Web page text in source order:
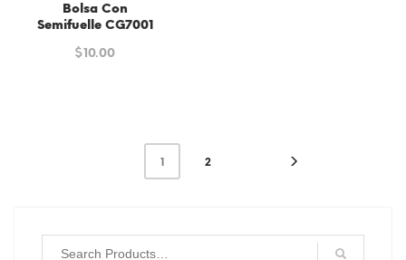
Bolsa Con
Semifuelle CG7001
$10.00
1 2